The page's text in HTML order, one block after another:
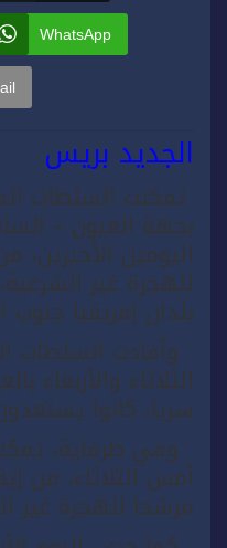
WhatsApp
الجديد بريس
تمكنت السلطات
بجهة العيون –
للهجرة غير
بلدان إفريقيا جنوب
وأفادت السلطات
سريا، كانوا
وفي طرفاية،
مرشحا للهجرة غير